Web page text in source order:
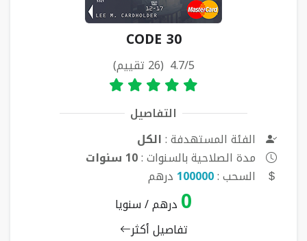
CODE 30
4.7/5 (26 تقييم)
التفاصيل
الفئة المستهدفة :الكل
مدة الصلاحية بالسنوات :10 سنوات
السحب :100000 درهم
0 درهم / سنويا
تفاصيل أكثر